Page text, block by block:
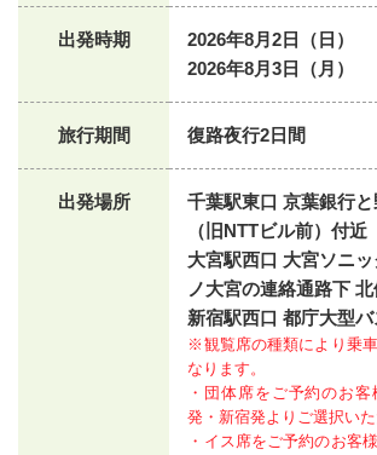
出発時期
2026年8月2日（日）
2026年8月3日（月）
旅行期間 復路夜行2日間
出発場所
千葉駅東口 京葉銀行
（旧NTTビル前）付近
大宮駅西口 大宮ソニ
ノ大宮の連絡通路下 北
新宿駅西口 都庁大型
※観覧席の種類により乗
なります。
・団体席をご予約のお
発・新宿発よりご選択いた
・イス席をご予約のお客